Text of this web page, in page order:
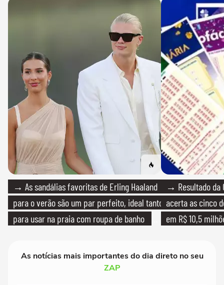
→ As sandálias favoritas de Erling Haaland
para o verão são um par perfeito, ideal tanto
para usar na praia com roupa de banho
→ Resultado da
acerta as cinco
em R$ 10,5
As notícias mais importantes do dia direto no seu
ZAP